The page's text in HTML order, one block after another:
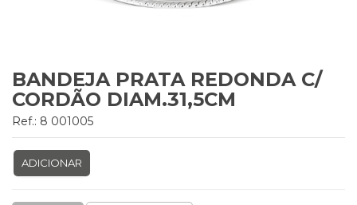
BANDEJA PRATA REDONDA C/
CORDÃO DIAM.31,5CM
Ref.: 8 001005
ADICIONAR